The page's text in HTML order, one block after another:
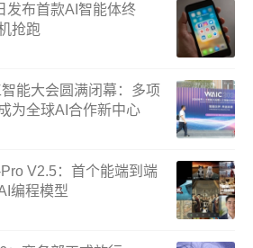
发布首款AI智能体终
抢跑
能大会圆满闭幕：多项
为全球AI合作新中心
V2.5：首个能端到端
编程模型